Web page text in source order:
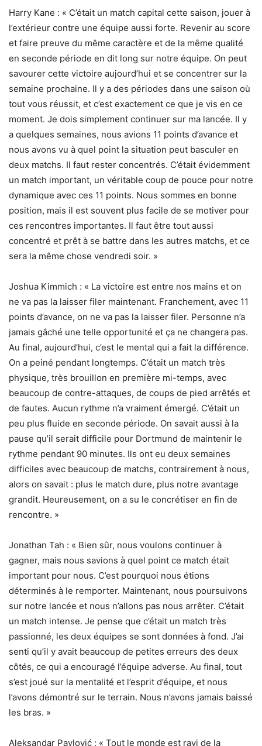
Harry Kane : « C’était un match capital cette saison, jouer à
l’extérieur contre une équipe aussi forte. Revenir au score
et faire preuve du même caractère et de la même qualité
en seconde période en dit long sur notre équipe. On peut
savourer cette victoire aujourd’hui et se concentrer sur la
semaine prochaine. Il y a des périodes dans une saison où
tout vous réussit, et c’est exactement ce que je vis en ce
moment. Je dois simplement continuer sur ma lancée. Il y
a quelques semaines, nous avions 11 points d’avance et
nous avons vu à quel point la situation peut basculer en
deux matchs. Il faut rester concentrés. C’était évidemment
un match important, un véritable coup de pouce pour notre
dynamique avec ces 11 points. Nous sommes en bonne
position, mais il est souvent plus facile de se motiver pour
ces rencontres importantes. Il faut être tout aussi
concentré et prêt à se battre dans les autres matchs, et ce
sera la même chose vendredi soir. »
Joshua Kimmich : « La victoire est entre nos mains et on
ne va pas la laisser filer maintenant. Franchement, avec 11
points d’avance, on ne va pas la laisser filer. Personne n’a
jamais gâché une telle opportunité et ça ne changera pas.
Au final, aujourd’hui, c’est le mental qui a fait la différence.
On a peiné pendant longtemps. C’était un match très
physique, très brouillon en première mi-temps, avec
beaucoup de contre-attaques, de coups de pied arrêtés et
de fautes. Aucun rythme n’a vraiment émergé. C’était un
peu plus fluide en seconde période. On savait aussi à la
pause qu’il serait difficile pour Dortmund de maintenir le
rythme pendant 90 minutes. Ils ont eu deux semaines
difficiles avec beaucoup de matchs, contrairement à nous,
alors on savait : plus le match dure, plus notre avantage
grandit. Heureusement, on a su le concrétiser en fin de
rencontre. »
Jonathan Tah : « Bien sûr, nous voulons continuer à
gagner, mais nous savions à quel point ce match était
important pour nous. C’est pourquoi nous étions
déterminés à le remporter. Maintenant, nous poursuivons
sur notre lancée et nous n’allons pas nous arrêter. C’était
un match intense. Je pense que c’était un match très
passionné, les deux équipes se sont données à fond. J’ai
senti qu’il y avait beaucoup de petites erreurs des deux
côtés, ce qui a encouragé l’équipe adverse. Au final, tout
s’est joué sur la mentalité et l’esprit d’équipe, et nous
l’avons démontré sur le terrain. Nous n’avons jamais baissé
les bras. »
Aleksandar Pavlović : « Tout le monde est ravi de la